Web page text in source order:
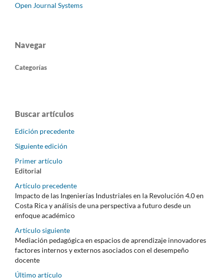
Open Journal Systems
Navegar
Categorías
Buscar artículos
Edición precedente
Siguiente edición
Primer artículo
Editorial
Artículo precedente
Impacto de las Ingenierías Industriales en la Revolución 4.0 en
Costa Rica y análisis de una perspectiva a futuro desde un
enfoque académico
Artículo siguiente
Mediación pedagógica en espacios de aprendizaje innovadores
factores internos y externos asociados con el desempeño
docente
Último artículo